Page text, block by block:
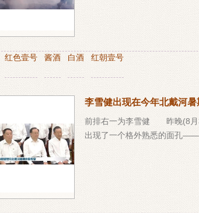
红色壹号 酱酒 白酒 红朝壹号
李雪健出现在今年北戴河
前排右一为李雪健 昨晚(8月3
出现了一个格外熟悉的面孔